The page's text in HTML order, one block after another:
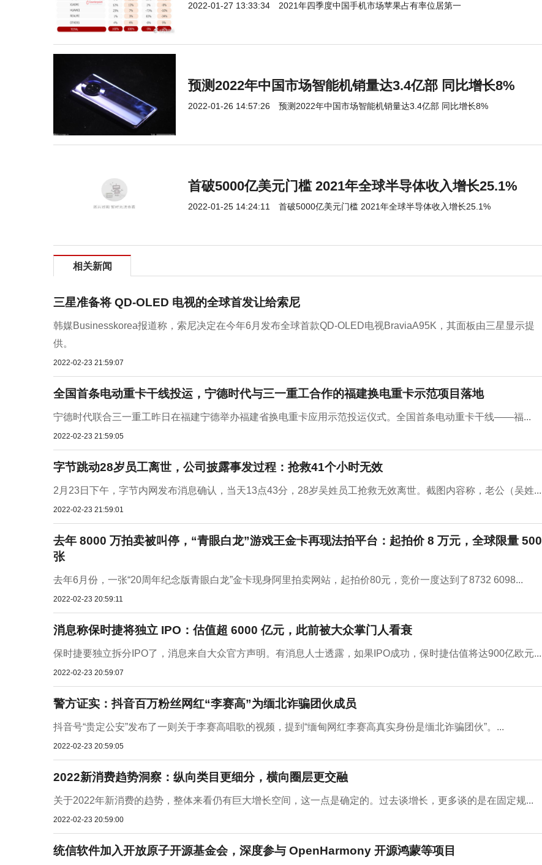
2022-01-27 13:33:34 2021年四季度中国手机市场苹果占有率位居第一
预测2022年中国市场智能机销量达3.4亿部 同比增长8%
2022-01-26 14:57:26 预测2022年中国市场智能机销量达3.4亿部 同比增长8%
首破5000亿美元门槛 2021年全球半导体收入增长25.1%
2022-01-25 14:24:11 首破5000亿美元门槛 2021年全球半导体收入增长25.1%
相关新闻
三星准备将 QD-OLED 电视的全球首发让给索尼
韩媒Businesskorea报道称，索尼决定在今年6月发布全球首款QD-OLED电视BraviaA95K，其面板由三星显示提
供。
2022-02-23 21:59:07
全国首条电动重卡干线投运，宁德时代与三一重工合作的福建换电重卡示范项目落地
宁德时代联合三一重工昨日在福建宁德举办福建省换电重卡应用示范投运仪式。全国首条电动重卡干线——福...
2022-02-23 21:59:05
字节跳动28岁员工离世，公司披露事发过程：抢救41个小时无效
2月23日下午，字节内网发布消息确认，当天13点43分，28岁吴姓员工抢救无效离世。截图内容称，老公（吴姓...
2022-02-23 21:59:01
去年 8000 万拍卖被叫停，“青眼白龙”游戏王金卡再现法拍平台：起拍价 8 万元，全球限量 500
张
去年6月份，一张“20周年纪念版青眼白龙”金卡现身阿里拍卖网站，起拍价80元，竞价一度达到了8732 6098...
2022-02-23 20:59:11
消息称保时捷将独立 IPO：估值超 6000 亿元，此前被大众掌门人看衰
保时捷要独立拆分IPO了，消息来自大众官方声明。有消息人士透露，如果IPO成功，保时捷估值将达900亿欧元...
2022-02-23 20:59:07
警方证实：抖音百万粉丝网红“李赛高”为缅北诈骗团伙成员
抖音号“贵定公安”发布了一则关于李赛高唱歌的视频，提到“缅甸网红李赛高真实身份是缅北诈骗团伙”。...
2022-02-23 20:59:05
2022新消费趋势洞察：纵向类目更细分，横向圈层更交融
关于2022年新消费的趋势，整体来看仍有巨大增长空间，这一点是确定的。过去谈增长，更多谈的是在固定规...
2022-02-23 20:59:00
统信软件加入开放原子开源基金会，深度参与 OpenHarmony 开源鸿蒙等项目